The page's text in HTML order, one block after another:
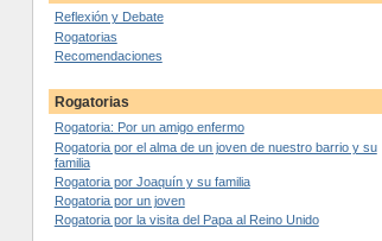
Reflexión y Debate
Rogatorias
Recomendaciones
Rogatorias
Rogatoria: Por un amigo enfermo
Rogatoria por el alma de un joven de nuestro barrio y su
familia
Rogatoria por Joaquín y su familia
Rogatoria por un joven
Rogatoria por la visita del Papa al Reino Unido